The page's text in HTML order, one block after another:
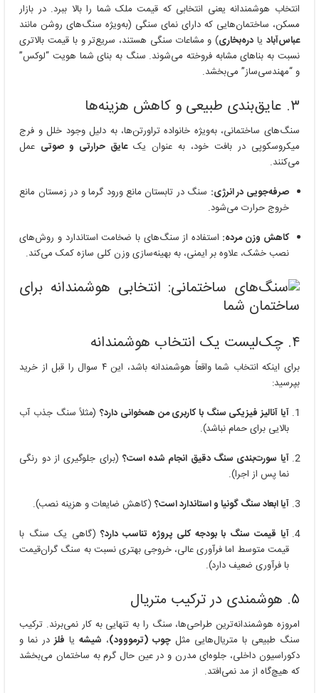
انتخاب هوشمندانه یعنی انتخابی که قیمت ملک شما را بالا ببرد. در بازار
مسکن، ساختمان‌هایی که دارای نمای سنگی (به‌ویژه سنگ‌های روشن مانند
عباس‌آباد یا دره‌بخاری) و مشاعات سنگی هستند، سریع‌تر و با قیمت بالاتری
نسبت به بناهای مشابه فروخته می‌شوند. سنگ به بنای شما هویت “لوکس”
و “مهندسی‌ساز” می‌بخشد.
۳. عایق‌بندی طبیعی و کاهش هزینه‌ها
سنگ‌های ساختمانی، به‌ویژه خانواده تراورتن‌ها، به دلیل وجود خلل و فرج
میکروسکوپی در بافت خود، به عنوان یکعایق حرارتی و صوتی عمل
می‌کنند.
صرفه‌جویی در انرژی: سنگ در تابستان مانع ورود گرما و در زمستان مانع
خروج حرارت می‌شود.
کاهش وزن مرده: استفاده از سنگ‌های با ضخامت استاندارد و روش‌های
نصب خشک، علاوه بر ایمنی، به بهینه‌سازی وزن کلی سازه کمک می‌کند.
۴. چک‌لیست یک انتخاب هوشمندانه
برای اینکه انتخاب شما واقعاً هوشمندانه باشد، این ۴ سوال را قبل از خرید
بپرسید:
آیا آنالیز فیزیکی سنگ با کاربری من همخوانی دارد؟(مثلاً سنگ جذب آب
بالایی برای حمام نباشد).
آیا سورت‌بندی سنگ دقیق انجام شده است؟ (برای جلوگیری از دو رنگی
نما پس از اجرا).
آیا ابعاد سنگ گونیا و استاندارد است؟ (کاهش ضایعات و هزینه نصب).
آیا قیمت سنگ با بودجه کلی پروژه تناسب دارد؟(گاهی یک سنگ با
قیمت متوسط اما فرآوری عالی، خروجی بهتری نسبت به سنگ گران‌قیمت
با فرآوری ضعیف دارد).
۵. هوشمندی در ترکیب متریال
امروزه هوشمندانه‌ترین طراحی‌ها، سنگ را به تنهایی به کار نمی‌برند. ترکیب
سنگ طبیعی با متریال‌هایی مثل چوب (ترمووود)، شیشهیا فلزدر نما و
دکوراسیون داخلی، جلوه‌ای مدرن و در عین حال گرم به ساختمان می‌بخشد
که هیچ‌گاه از مد نمی‌افتد.